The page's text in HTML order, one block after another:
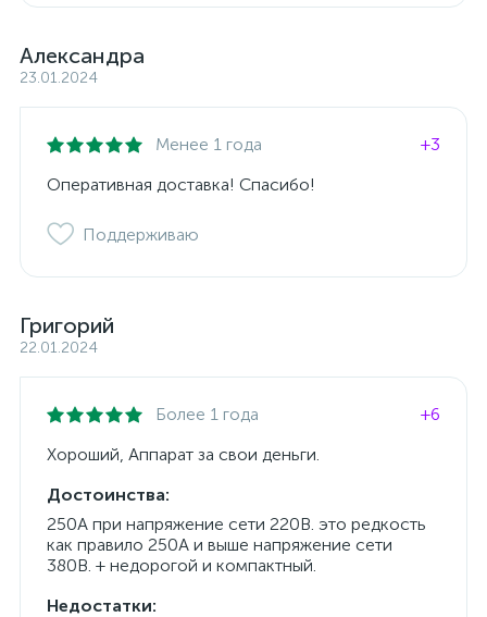
Александра
23.01.2024
Менее 1 года
+3
Оперативная доставка! Спасибо!
Поддерживаю
Григорий
22.01.2024
Более 1 года
+6
Хороший, Аппарат за свои деньги.
Достоинства:
250А при напряжение сети 220В. это редкость
как правило 250А и выше напряжение сети
380В. + недорогой и компактный.
Недостатки: